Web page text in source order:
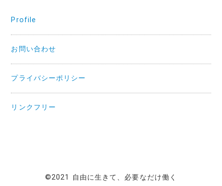
Profile
お問い合わせ
プライバシーポリシー
リンクフリー
©2021 自由に生きて、必要なだけ働く